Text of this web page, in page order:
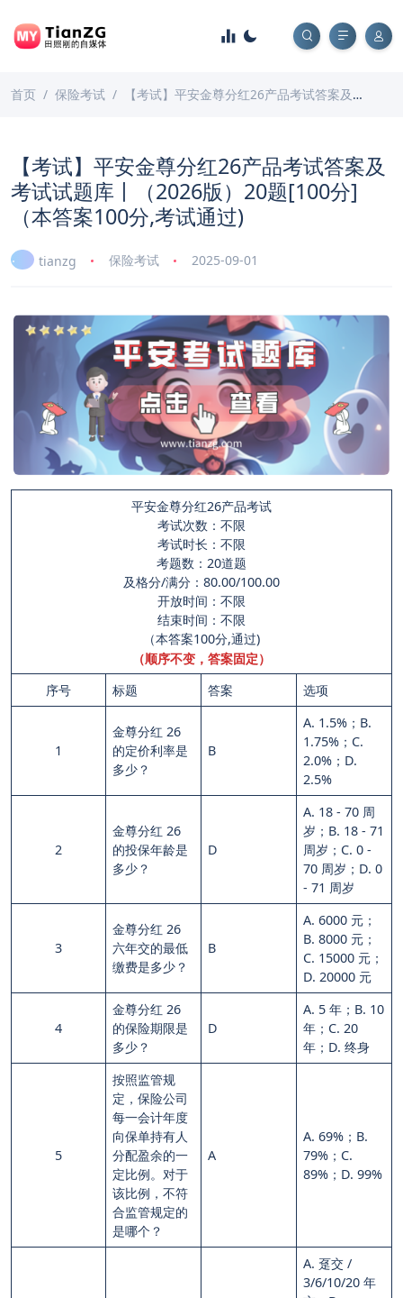
首页 保险考试 【考试】平安金尊分红26产品考试答案及考试试题库丨（2026版）20题[100分]（本答案100分,考试通过)
【考试】平安金尊分红26产品考试答案及
考试试题库丨（2026版）20题[100分]
（本答案100分,考试通过)
tianzg 保险考试 2025-09-01
平安金尊分红26产品考试
考试次数：不限
考试时长：不限
考题数：20道题
及格分/满分：80.00/100.00
开放时间：不限
结束时间：不限
（本答案100分,通过)
（顺序不变，答案固定）
序号
标题 答案 选项
1
金尊分红 26
的定价利率是
多少？
B
A. 1.5%；B.
1.75%；C.
2.0%；D.
2.5%
2
金尊分红 26
的投保年龄是
多少？
D
A. 18 - 70 周
岁；B. 18 - 71
周岁；C. 0 -
70 周岁；D. 0
- 71 周岁
3
金尊分红 26
六年交的最低
缴费是多少？
B
A. 6000 元；
B. 8000 元；
C. 15000 元；
D. 20000 元
4
金尊分红 26
的保险期限是
多少？
D
A. 5 年；B. 10
年；C. 20
年；D. 终身
5
按照监管规
定，保险公司
每一会计年度
向保单持有人
分配盈余的一
定比例。对于
该比例，不符
合监管规定的
是哪个？
A
A. 69%；B.
79%；C.
89%；D. 99%
A. 趸交 /
3/6/10/20 年